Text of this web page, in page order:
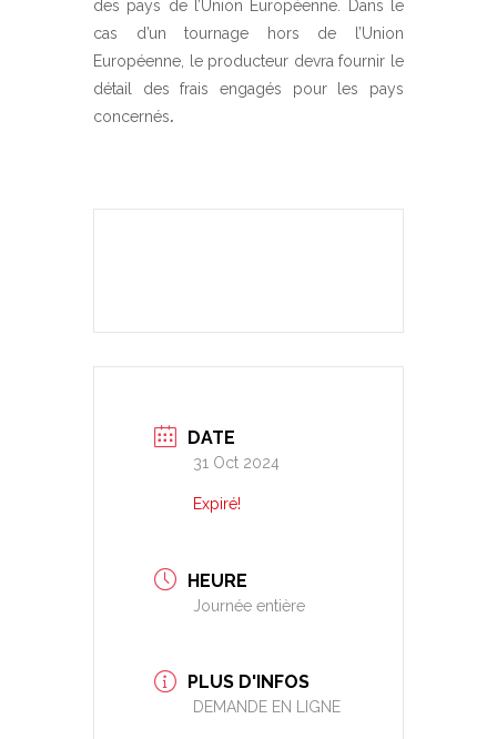
des pays de l’Union Européenne. Dans le
cas d’un tournage hors de l’Union
Européenne, le producteur devra fournir le
détail des frais engagés pour les pays
concernés.
DATE
31 Oct 2024
Expiré!
HEURE
Journée entière
PLUS D'INFOS
DEMANDE EN LIGNE